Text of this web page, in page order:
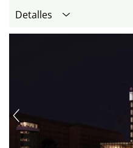
Detalles